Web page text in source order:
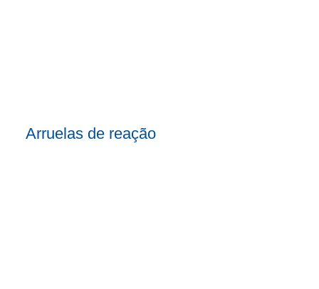
Arruelas de reação